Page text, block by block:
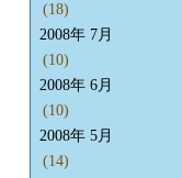
(18)
2008年 7月
(10)
2008年 6月
(10)
2008年 5月
(14)